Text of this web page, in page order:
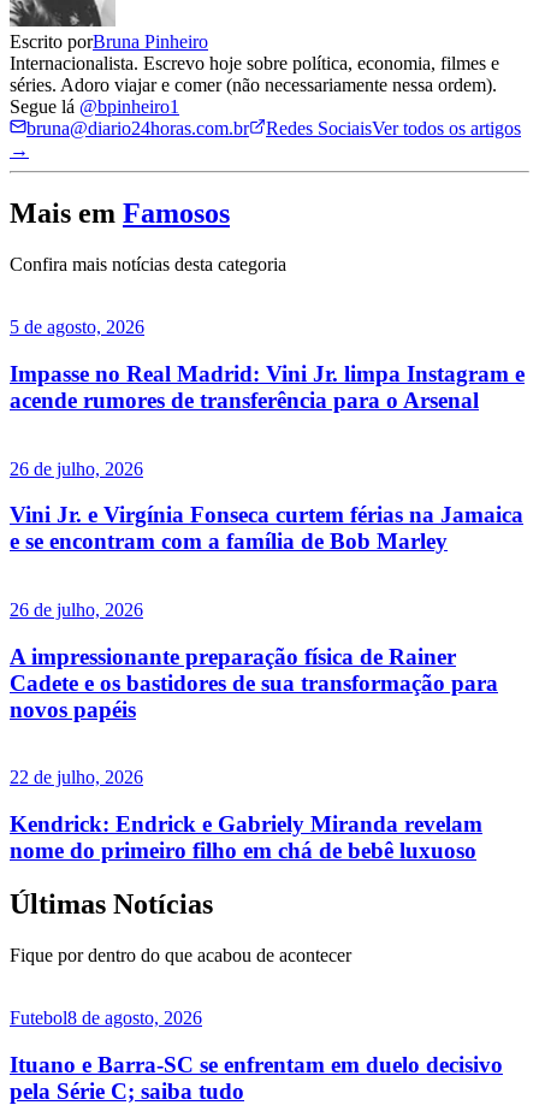
Escrito porBruna Pinheiro
Internacionalista. Escrevo hoje sobre política, economia, filmes e
séries. Adoro viajar e comer (não necessariamente nessa ordem).
Segue lá @bpinheiro1
bruna@diario24horas.com.br
Redes SociaisVer todos os artigos
→
Mais em Famosos
Confira mais notícias desta categoria
5 de agosto, 2026
Impasse no Real Madrid: Vini Jr. limpa Instagram e
acende rumores de transferência para o Arsenal
26 de julho, 2026
Vini Jr. e Virgínia Fonseca curtem férias na Jamaica
e se encontram com a família de Bob Marley
26 de julho, 2026
A impressionante preparação física de Rainer
Cadete e os bastidores de sua transformação para
novos papéis
22 de julho, 2026
Kendrick: Endrick e Gabriely Miranda revelam
nome do primeiro filho em chá de bebê luxuoso
Últimas Notícias
Fique por dentro do que acabou de acontecer
Futebol8 de agosto, 2026
Ituano e Barra-SC se enfrentam em duelo decisivo
pela Série C; saiba tudo